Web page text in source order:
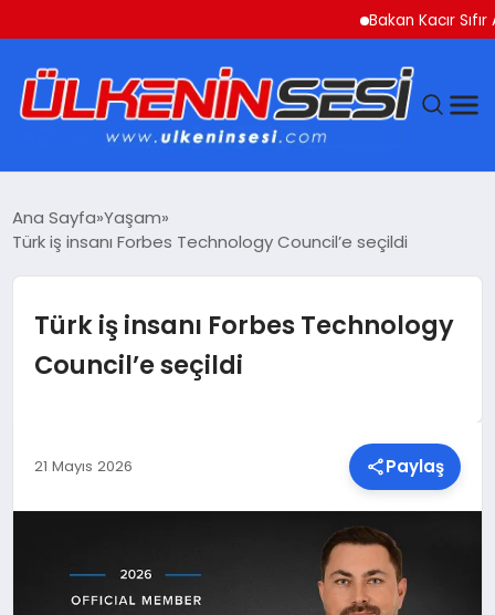
Bakan Kacır Sıfır
EKONOMI
GÜNDEM
MAGAZIN
TEKNOLOJI
Ana Sayfa Yaşam
Türk iş insanı Forbes Technology Council’e seçildi
Türk iş insanı Forbes Technology
Council’e seçildi
21 Mayıs 2026 Paylaş